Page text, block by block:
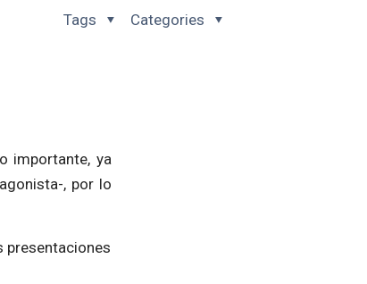
Categories
Tags
importante, ya
, por lo
presentaciones